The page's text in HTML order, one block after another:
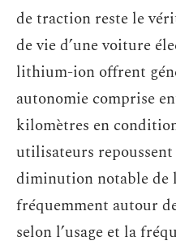
de traction reste le
de vie d’une voiture
lithium-ion offrent
autonomie comprise
kilomètres en
utilisateurs repoussent
diminution notable de
fréquemment autour
selon l’usage et la